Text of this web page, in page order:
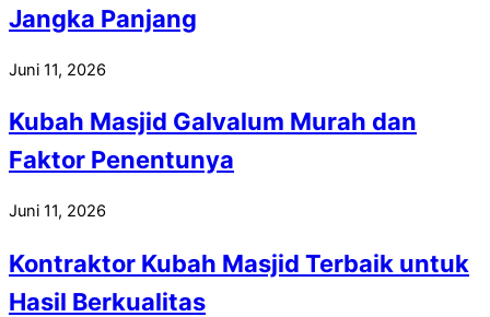
Jangka Panjang
Juni 11, 2026
Kubah Masjid Galvalum Murah dan
Faktor Penentunya
Juni 11, 2026
Kontraktor Kubah Masjid Terbaik untuk
Hasil Berkualitas